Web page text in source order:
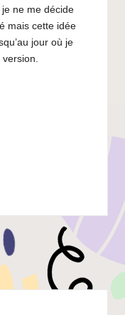
ne me décide
mais cette idée
jour où je
version.